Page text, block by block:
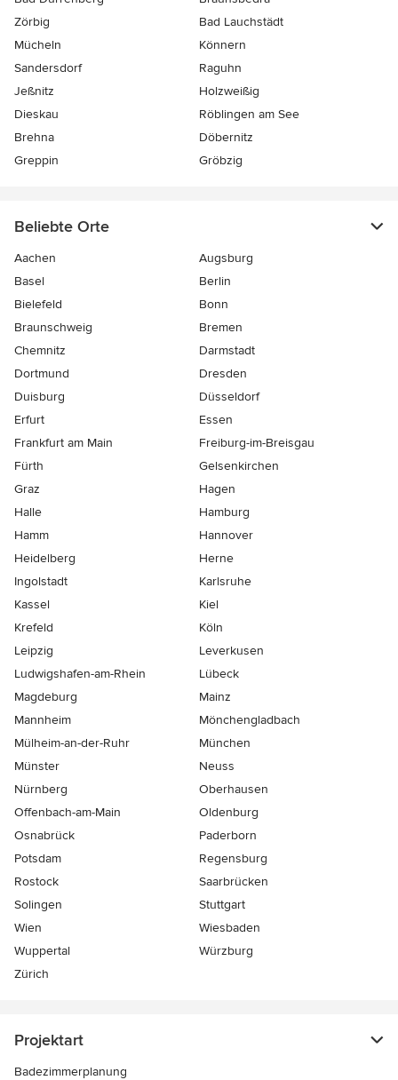
Zörbig
Bad Lauchstädt
Mücheln
Könnern
Sandersdorf
Raguhn
Jeßnitz
Holzweißig
Dieskau
Röblingen am See
Brehna
Döbernitz
Greppin
Gröbzig
Beliebte Orte
Aachen
Augsburg
Basel
Berlin
Bielefeld
Bonn
Braunschweig
Bremen
Chemnitz
Darmstadt
Dortmund
Dresden
Duisburg
Düsseldorf
Erfurt
Essen
Frankfurt am Main
Freiburg-im-Breisgau
Fürth
Gelsenkirchen
Graz
Hagen
Halle
Hamburg
Hamm
Hannover
Heidelberg
Herne
Ingolstadt
Karlsruhe
Kassel
Kiel
Krefeld
Köln
Leipzig
Leverkusen
Ludwigshafen-am-Rhein
Lübeck
Magdeburg
Mainz
Mannheim
Mönchen­gladbach
Mülheim-an-der-Ruhr
München
Münster
Neuss
Nürnberg
Oberhausen
Offenbach-am-Main
Oldenburg
Osnabrück
Paderborn
Potsdam
Regensburg
Rostock
Saarbrücken
Solingen
Stuttgart
Wien
Wiesbaden
Wuppertal
Würzburg
Zürich
Projektart
Badezimmerplanung